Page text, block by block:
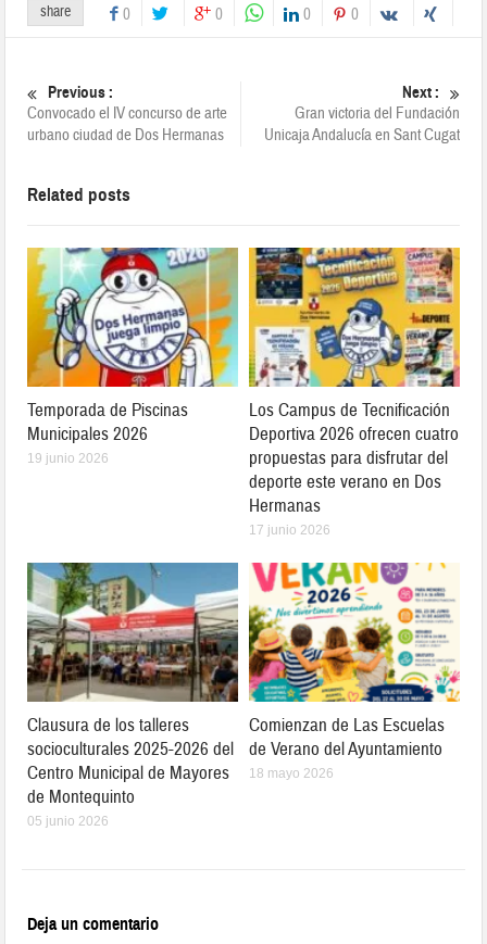
share 0 0 0 0
Previous :
Convocado el IV concurso de arte
urbano ciudad de Dos Hermanas
Next :
Gran victoria del Fundación
Unicaja Andalucía en Sant Cugat
Related posts
Temporada de Piscinas
Municipales 2026
19 junio 2026
Los Campus de Tecnificación
Deportiva 2026 ofrecen cuatro
propuestas para disfrutar del
deporte este verano en Dos
Hermanas
17 junio 2026
Clausura de los talleres
socioculturales 2025-2026 del
Centro Municipal de Mayores
de Montequinto
05 junio 2026
Comienzan de Las Escuelas
de Verano del Ayuntamiento
18 mayo 2026
Deja un comentario